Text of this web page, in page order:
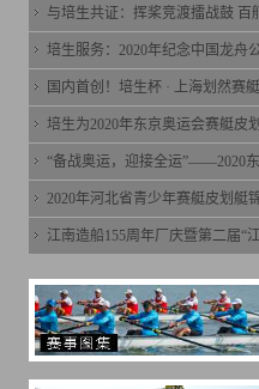
与培生共证：挥桨竞渡擂战鼓 百
培生服务：2020年纪念中国龙舟
国内首创！培生杯 · 上海划然赛
培生为2020年东京奥运会赛艇皮
“备战奥运，迎接全运”——2020
2020年河北省青少年赛艇皮划艇
江南造船155周年厂庆暨第二届“